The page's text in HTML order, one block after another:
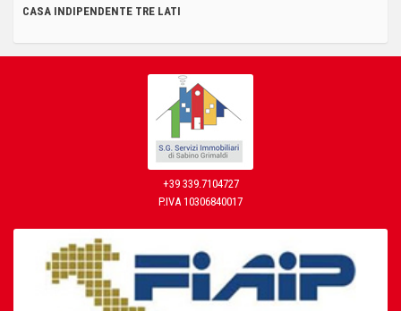
CASA INDIPENDENTE TRE LATI
+39 339.7104727
P.IVA 10306840017